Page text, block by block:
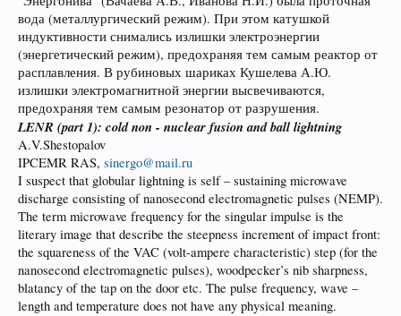
вода (металлургический режим). При этом катушкой
индуктивности снимались излишки электроэнергии
(энергетический режим), предохраняя тем самым реактор от
расплавления. В рубиновых шариках Кушелева А.Ю.
излишки электромагнитной энергии высвечиваются,
предохраняя тем самым резонатор от разрушения.
LENR (part 1): cold non - nuclear fusion and ball lightning
A.V.Shestopalov
IPCEMR RAS, sinergo@mail.ru
I suspect that globular lightning is self – sustaining microwave
discharge consisting of nanosecond electromagnetic pulses (NEMP).
The term microwave frequency for the singular impulse is the
literary image that describe the steepness increment of impact front:
the squareness of the VAC (volt-ampere characteristic) step (for the
nanosecond electromagnetic pulses), woodpecker’s nib sharpness,
blatancy of the tap on the door etc. The pulse frequency, wave –
length and temperature does not have any physical meaning.